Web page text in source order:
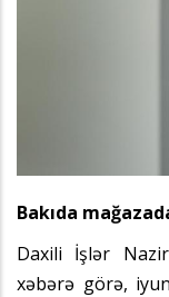
Bakıda
Daxili İşlər
xəbərə görə,